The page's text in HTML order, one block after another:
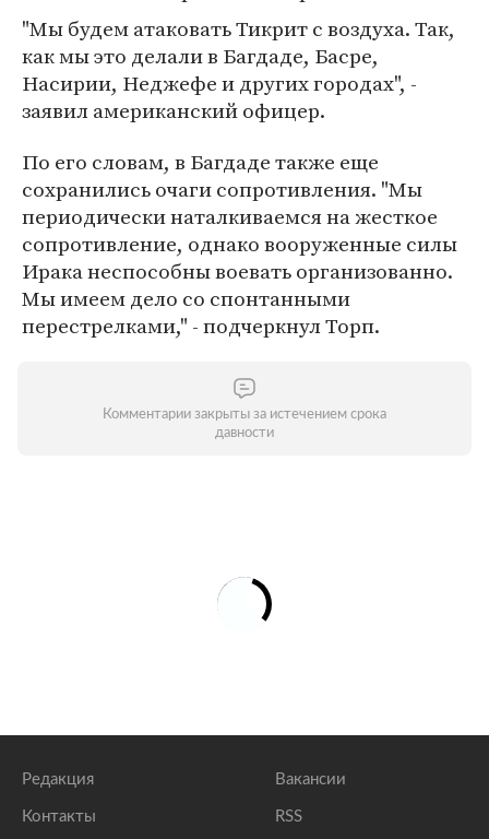
"Мы будем атаковать Тикрит с воздуха. Так,
как мы это делали в Багдаде, Басре,
Насирии, Неджефе и других городах", -
заявил американский офицер.
По его словам, в Багдаде также еще
сохранились очаги сопротивления. "Мы
периодически наталкиваемся на жесткое
сопротивление, однако вооруженные силы
Ирака неспособны воевать организованно.
Мы имеем дело со спонтанными
перестрелками," - подчеркнул Торп.
Комментарии закрыты за истечением срока
давности
Редакция
Контакты
Вакансии
RSS